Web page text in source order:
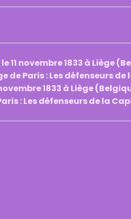
novembre 1833 à Liège
de Paris : Les défenseurs
1833 à Liège
: Les défenseurs de la